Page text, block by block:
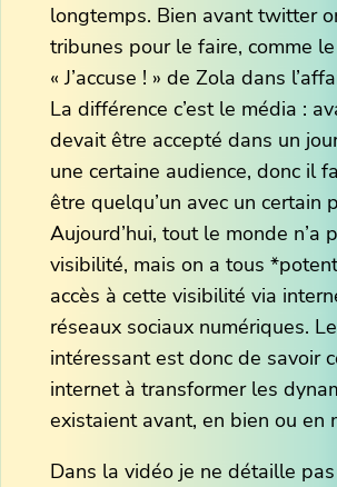
longtemps. Bien avant twitter
tribunes pour le faire, comme
« J’accuse ! » de Zola dans
La différence c’est le média :
devait être accepté dans un
une certaine audience, donc il
être quelqu’un avec un certain
Aujourd’hui, tout le monde n’a
visibilité, mais on a tous
accès à cette visibilité via
réseaux sociaux numériques.
intéressant est donc de savoir
internet à transformer les
existaient avant, en bien ou en
Dans la vidéo je ne détaille